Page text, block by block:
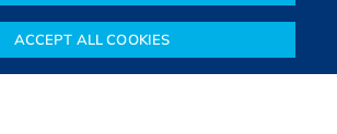
Objetivos financeiros Investimentos Mais
conteúdos especializados sobre o mercado
o site proporciona aprendizado
além de artigos de parceiros que ampliam
ACCEPT ALL COOKIES